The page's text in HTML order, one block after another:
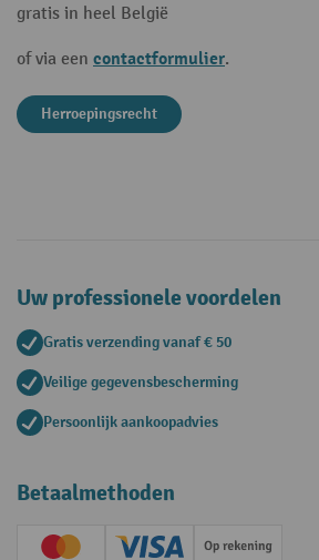
gratis in heel België
of via een contactformulier.
Herroepingsrecht
Uw professionele voordelen
Gratis verzending vanaf € 50
Veilige gegevensbescherming
Persoonlijk aankoopadvies
Betaalmethoden